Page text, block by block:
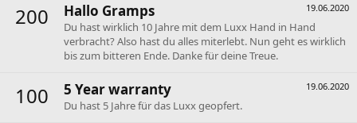
200 19.06.2020
Hallo Gramps
Du hast wirklich 10 Jahre mit dem Luxx Hand in Hand
verbracht? Also hast du alles miterlebt. Nun geht es wirklich
bis zum bitteren Ende. Danke für deine Treue.
100 19.06.2020
5 Year warranty
Du hast 5 Jahre für das Luxx geopfert.